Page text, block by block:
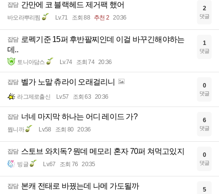
잡담 간만에 코 블랙헤드 제거팩 했어
바오라뿌리찜 Lv.71 조회 88 추천 2 20:36
2
댓글
잡담 로펙기준 15퍼 후반팔찌인데 이걸 바꾸긴해야하는
데..
토니아담스 Lv.74 조회 74 20:36
1
댓글
잡담 벨가 노말 츄라이 오래걸리니
라그제로출신 Lv.57 조회 63 20:36
0
댓글
잡담 너네 마지막 하나는 어디 레이드 가?
뭡니까 Lv.58 조회 80 20:36
6
댓글
잡담 스토브 와치독? 뭔데 메모리 혼자 70퍼 쳐먹고있지
빙글 Lv.67 조회 76 20:35
0
댓글
잡담 본캐 전태로 바꿨는데 나메 가도될까 5